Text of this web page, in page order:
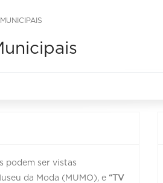
podem ser vistas
da Moda (MUMO), e “TV